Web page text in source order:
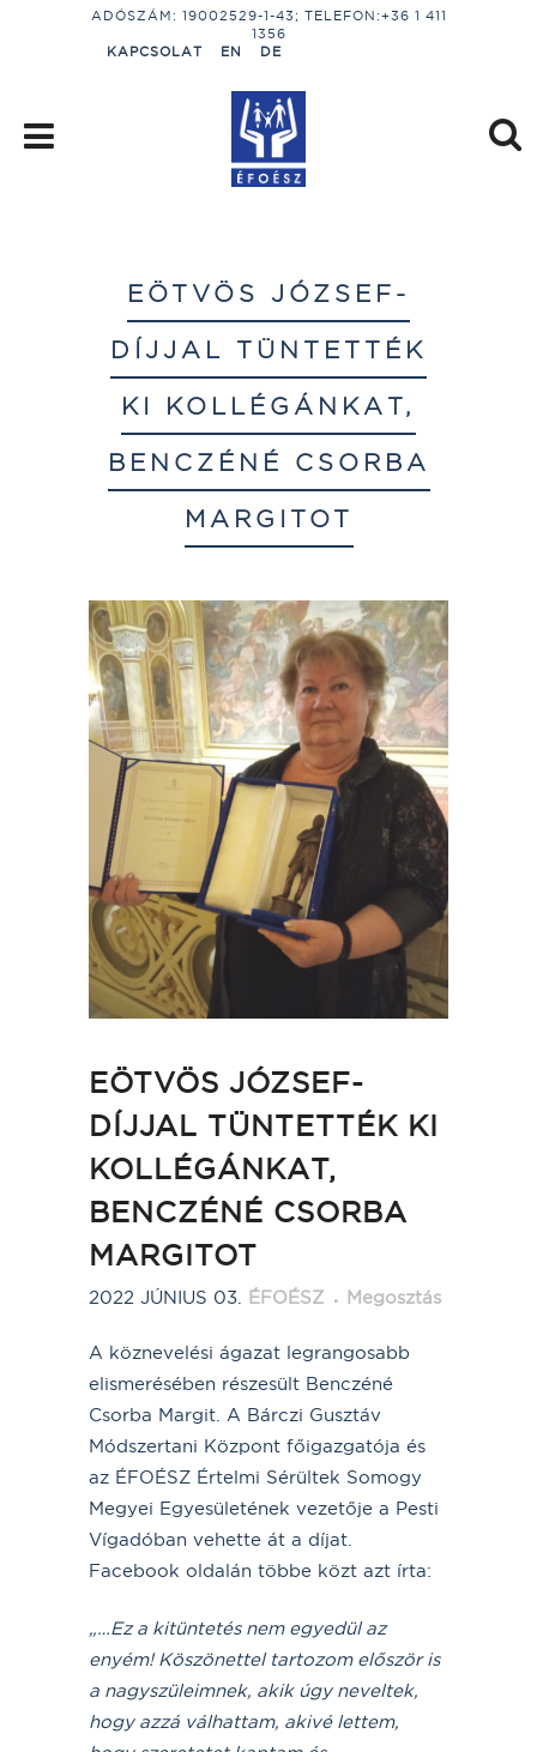
ADÓSZÁM: 19002529-1-43; TELEFON:+36 1 411
1356
KAPCSOLAT
EN DE
EÖTVÖS JÓZSEF-
DÍJJAL TÜNTETTÉK
KI KOLLÉGÁNKAT,
BENCZÉNÉ CSORBA
MARGITOT
EÖTVÖS JÓZSEF-
DÍJJAL TÜNTETTÉK KI
KOLLÉGÁNKAT,
BENCZÉNÉ CSORBA
MARGITOT
2022 JÚNIUS 03. ÉFOÉSZ Megosztás
A köznevelési ágazat legrangosabb
elismerésében részesült Benczéné
Csorba Margit. A Bárczi Gusztáv
Módszertani Központ főigazgatója és
az ÉFOÉSZ Értelmi Sérültek Somogy
Megyei Egyesületének vezetője a Pesti
Vígadóban vehette át a díjat.
Facebook oldalán többe közt azt írta:
„…Ez a kitüntetés nem egyedül az
enyém! Köszönettel tartozom először is
a nagyszüleimnek, akik úgy neveltek,
hogy azzá válhattam, akivé lettem,